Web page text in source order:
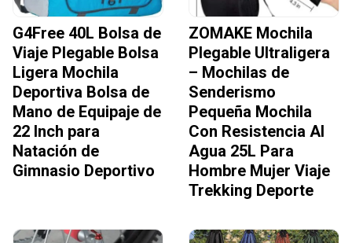
G4Free 40L Bolsa de
Viaje Plegable Bolsa
Ligera Mochila
Deportiva Bolsa de
Mano de Equipaje de
22 Inch para
Natación de
Gimnasio Deportivo
ZOMAKE Mochila
Plegable Ultraligera
– Mochilas de
Senderismo
Pequeña Mochila
Con Resistencia Al
Agua 25L Para
Hombre Mujer Viaje
Trekking Deporte